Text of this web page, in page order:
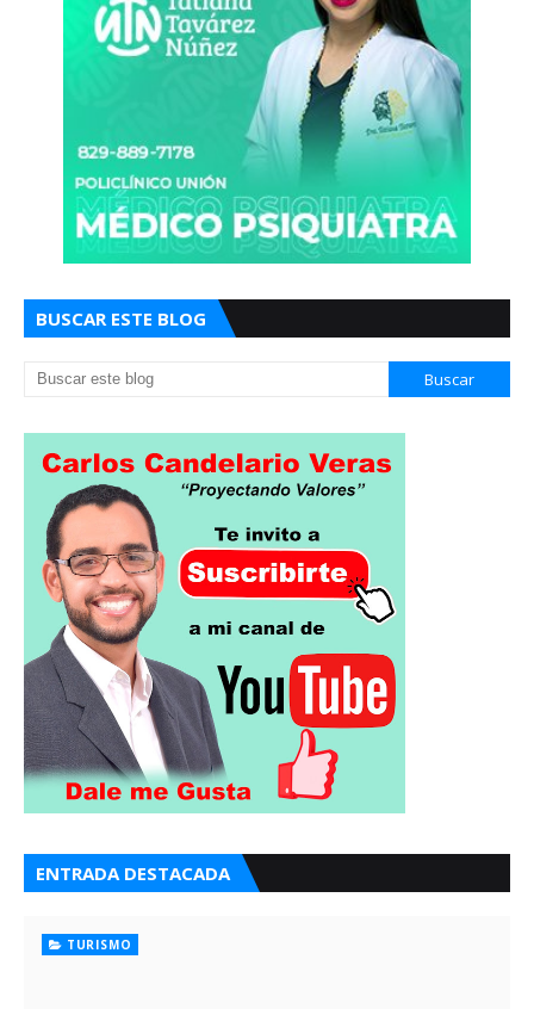
BUSCAR ESTE BLOG
ENTRADA DESTACADA
TURISMO